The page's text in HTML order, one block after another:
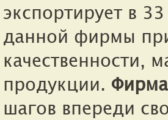
экспортирует в
данной фирмы
качественности,
продукции.
шагов впереди